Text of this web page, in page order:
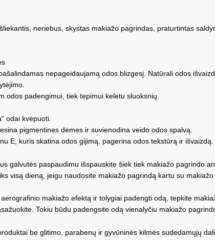
neriebus, skystas makiažo pagrindas, praturtintas
nepageidaujamą odos blizgesį. Natūrali odos
odos padengimui, tiek tepimui keletu sluoksnių.
odai kvėpuoti.
pigmentines dėmes ir suvienodina veido odos spalvą.
E, kuris skatina odos gijimą, pagerina odos tekstūrą ir išvaizdą.
galvutės paspaudimu išspauskite šiek tiek makiažo pagrindo
visą dieną, jeigu naudosite makiažo pagrindą kartu su makiažo
makiažo efektą ir tolygiai padengti odą, tepkite
Tokiu būdu padengsite odą vienalyčiu makiažo
be glitimo, parabenų ir gyvūninės kilmės sudedamųjų